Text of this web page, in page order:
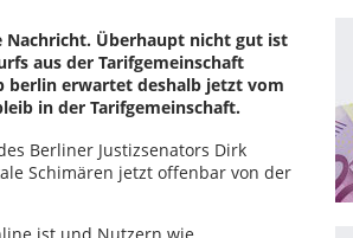
Nachricht. Überhaupt nicht gut ist
aus der Tarifgemeinschaft
berlin erwartet deshalb jetzt vom
in der Tarifgemeinschaft.
Berliner Justizsenators Dirk
Schimären jetzt offenbar von der